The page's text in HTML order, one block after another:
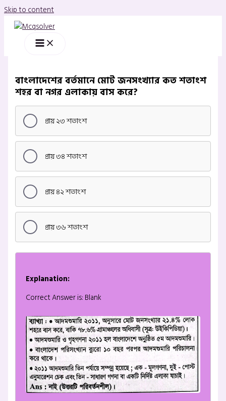
Skip to content
বাংলাদেশের বর্তমানে মোট জনসংখ্যার কত শতাংশ
শহর বা নগর এলাকায় বাস করে?
প্রায় ২৩ শতাংশ
প্রায় ৩৪ শতাংশ
প্রায় ৪২ শতাংশ
প্রায় ৩৬ শতাংশ
Explanation:
Correct Answer is: Blank